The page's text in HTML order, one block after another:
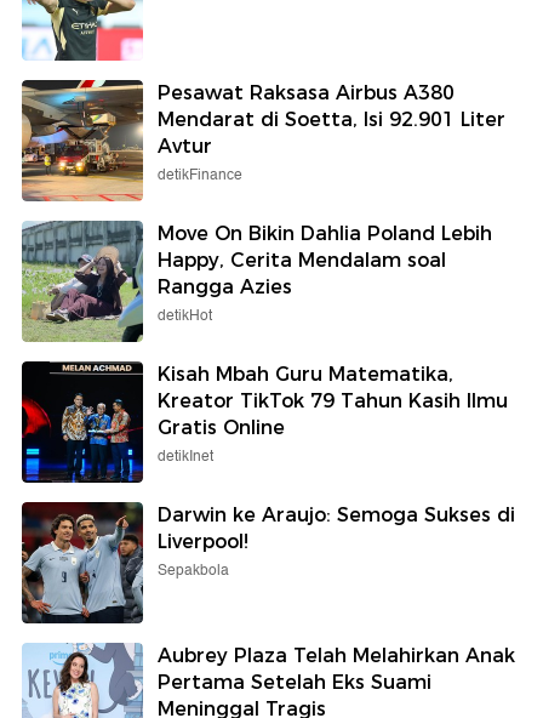
Pesawat Raksasa Airbus A380
Mendarat di Soetta, Isi 92.901 Liter
Avtur
detikFinance
Move On Bikin Dahlia Poland Lebih
Happy, Cerita Mendalam soal
Rangga Azies
detikHot
Kisah Mbah Guru Matematika,
Kreator TikTok 79 Tahun Kasih Ilmu
Gratis Online
detikInet
Darwin ke Araujo: Semoga Sukses di
Liverpool!
Sepakbola
Aubrey Plaza Telah Melahirkan Anak
Pertama Setelah Eks Suami
Meninggal Tragis